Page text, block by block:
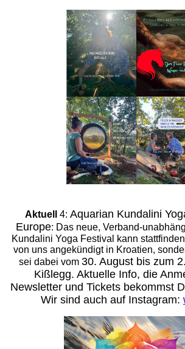
Aktuell 4: Aquarian Kundalini
Europe: Das neue, Verband-
Kundalini Yoga Festival kann
von uns angekündigt in Kroatien,
sei dabei vom 30. August bis zum
Kißlegg. Aktuelle Info, die
Newsletter und Tickets bekommst
Wir sind auch auf Instagram: